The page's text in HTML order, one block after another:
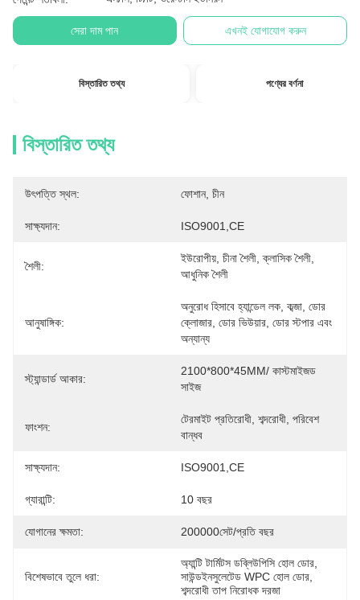
সেরা দাম পান এখনই যোগাযোগ করুন
বিস্তারিত তথ্য পণ্যের বর্ণনা
বিস্তারিত তথ্য
উৎপত্তি স্থল: ফোশান, চীন
সাক্ষ্যদান: ISO9001,CE
শৈলী:
ইউরোপীয়, চীনা শৈলী, ক্লাসিক শৈলী,
আধুনিক শৈলী
আনুষাঙ্গিক:
অনুরোধ হিসাবে হ্যান্ডেল লক, কব্জা, ডোর
ক্লোজার, ডোর ভিউয়ার, ডোর স্টপার এবং
অন্যান্য
স্ট্যান্ডার্ড আকার:
2100*800*45MM/ কাস্টমাইজড
সাইজ
ফাংশন:
টেরমাইট প্রতিরোধী, শব্দরোধী, পরিবেশ
বান্ধব
সাক্ষ্যদান: ISO9001,CE
গ্যারান্টি: 10 বছর
যোগানের ক্ষমতা: 200000সেট/প্রতি বছর
বিশেষভাবে তুলে ধরা:
অ্যান্টি টার্মিটস ডব্লিউপিসি হোল ডোর
সাউন্ডইনসুলেটেড WPC হোল ডোর
শব্দরোধী তাপ নিরোধক দরজা